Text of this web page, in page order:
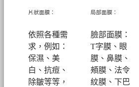
片狀面膜：
依照各種需
求，例如：
保濕、美
白、抗痘、
除皺等等，
局部面膜：
臉部面膜：
T字膜、眼
膜、鼻膜、
頰膜、法令
紋膜、下巴